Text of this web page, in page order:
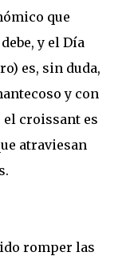
que
y el Día
es, sin duda,
y con
el croissant es
atraviesan
romper las